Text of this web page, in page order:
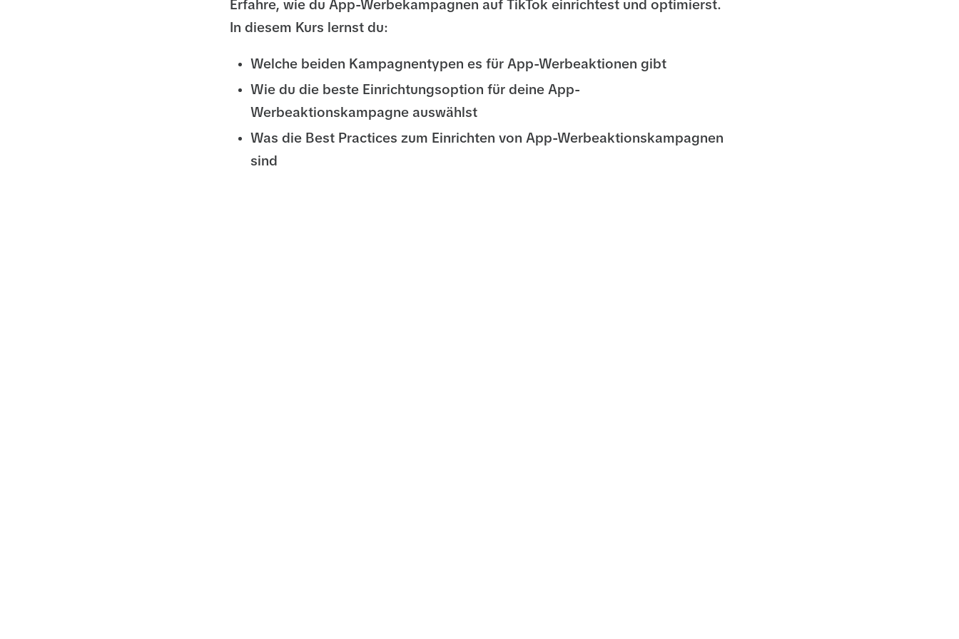
Erfahre, wie du App-Werbekampagnen auf TikTok einrichtest und optimierst.
In diesem Kurs lernst du:
Welche beiden Kampagnentypen es für App-Werbeaktionen gibt
Wie du die beste Einrichtungsoption für deine App-
Werbeaktionskampagne auswählst
Was die Best Practices zum Einrichten von App-Werbeaktionskampagnen
sind